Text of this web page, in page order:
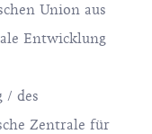
Union aus
Entwicklung
/ des
Zentrale für